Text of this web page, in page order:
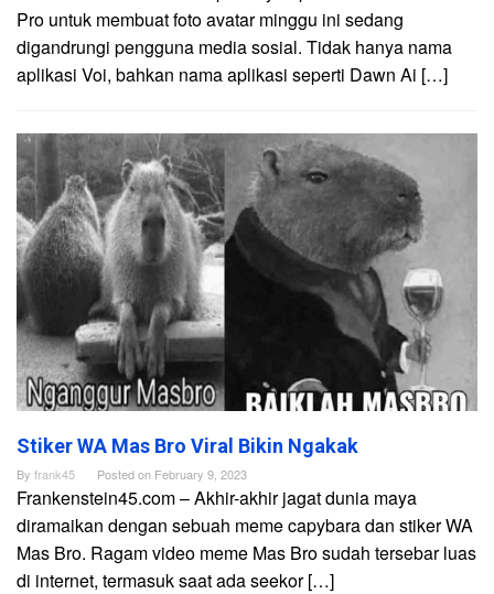
Pro untuk membuat foto avatar minggu ini sedang
digandrungi pengguna media sosial. Tidak hanya nama
aplikasi Voi, bahkan nama aplikasi seperti Dawn Ai […]
Stiker WA Mas Bro Viral Bikin Ngakak
By frank45 Posted on February 9, 2023
Frankenstein45.com – Akhir-akhir jagat dunia maya
diramaikan dengan sebuah meme capybara dan stiker WA
Mas Bro. Ragam video meme Mas Bro sudah tersebar luas
di internet, termasuk saat ada seekor […]